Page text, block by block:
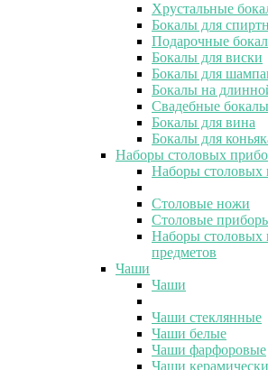
Хрустальные
Бокалы для
Подарочные
Бокалы для виски
Бокалы для
Бокалы на
Свадебные бокалы
Бокалы для вина
Бокалы для
Наборы столовых
Наборы столовых
Столовые ножи
Столовые
Наборы столовых
предметов
Чаши
Чаши
Чаши стеклянные
Чаши белые
Чаши фарфоровые
Чаши